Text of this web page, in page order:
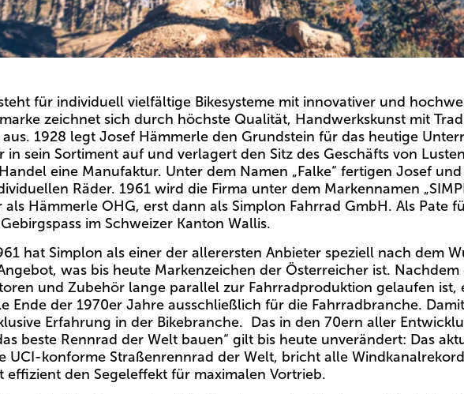
für individuell vielfältige Bikesysteme mit innovativer und
zeichnet sich durch höchste Qualität, Handwerkskunst mit
aus. 1928 legt Josef Hämmerle den Grundstein für das heutige
in sein Sortiment auf und verlagert den Sitz des Geschäfts von
eine Manufaktur. Unter dem Namen „Falke“ fertigen Josef
Räder. 1961 wird die Firma unter dem Markennamen
als Hämmerle OHG, erst dann als Simplon Fahrrad GmbH. Als Pate
im Schweizer Kanton Wallis.
hat Simplon als einer der allerersten Anbieter speziell nach dem
was bis heute Markenzeichen der Österreicher ist.
und Zubehör lange parallel zur Fahrradproduktion gelaufen ist,
Ende der 1970er Jahre ausschließlich für die Fahrradbranche.
Erfahrung in der Bikebranche. Das in den 70ern aller
beste Rennrad der Welt bauen“ gilt bis heute unverändert: Das
UCI-konforme Straßenrennrad der Welt, bricht alle
effizient den Segeleffekt für maximalen Vortrieb.